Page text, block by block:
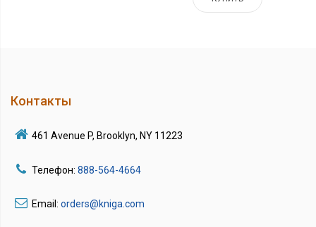
Контакты
461 Avenue P, Brooklyn, NY 11223
Телефон: 888-564-4664
Email: orders@kniga.com